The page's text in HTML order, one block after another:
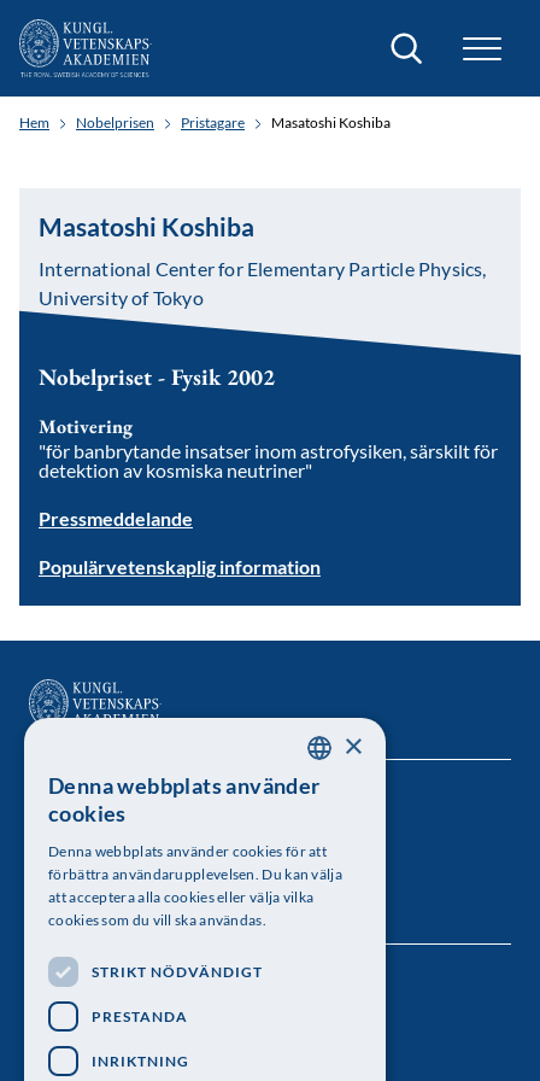
Sök
Hem Nobelprisen Pristagare Masatoshi Koshiba
Masatoshi Koshiba
International Center for Elementary Particle Physics,
University of Tokyo
Nobelpriset - Fysik 2002
Motivering
"för banbrytande insatser inom astrofysiken, särskilt för
detektion av kosmiska neutriner"
Pressmeddelande
Populärvetenskaplig information
Kungl. Vetenskapsakademien
Besöksadress: Lilla Frescativägen 4A
Telefon: 08-673 95 00
Följ oss
SWEDISH
×
Denna webbplats använder
cookies
Denna webbplats använder cookies för att
förbättra användarupplevelsen. Du kan välja
att acceptera alla cookies eller välja vilka
cookies som du vill ska användas.
STRIKT NÖDVÄNDIGT
PRESTANDA
INRIKTNING